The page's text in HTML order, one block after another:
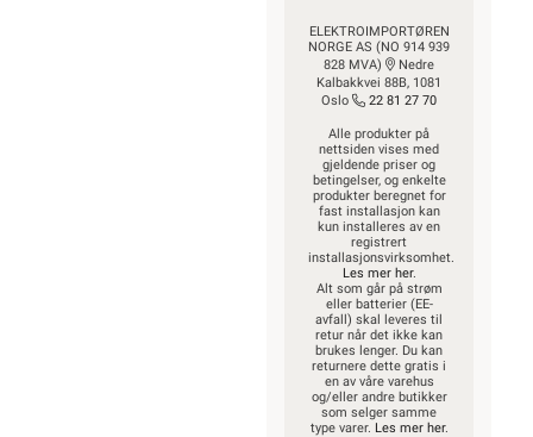
ELEKTROIMPORTØREN
NORGE AS (NO 914 939
828 MVA)
Nedre
Kalbakkvei 88B, 1081
Oslo
22 81 27 70
Alle produkter på
nettsiden vises med
gjeldende priser og
betingelser, og enkelte
produkter beregnet for
fast installasjon kan
kun installeres av en
registrert
installasjonsvirksomhet.
Les mer her.
Alt som går på strøm
eller batterier (EE-
avfall) skal leveres til
retur når det ikke kan
brukes lenger. Du kan
returnere dette gratis i
en av våre varehus
og/eller andre butikker
som selger samme
type varer. Les mer her.